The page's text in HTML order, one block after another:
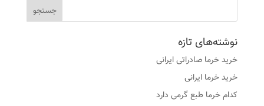
نوشته‌های تازه
خرید خرما صادراتی ایرانی
خرید خرما ایرانی
کدام خرما طبع گرمی دارد